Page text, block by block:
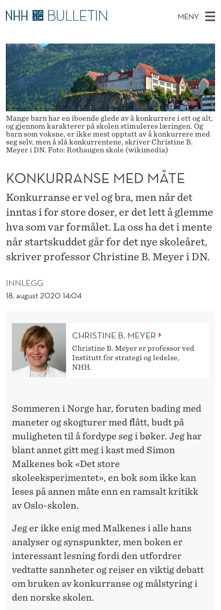
K
O
N
K
U
R
R
A
N
S
E
M
E
D
M
Å
T
MENY
O
V
E
D
M
E
N
Y
Ø
K
N
E
T
S
T
E
D
E
T
Stipendiater og nye forskerprofiler
Disputaser
Ekspertutvalg
Om Bulletin
Mange barn har en iboende glede av å konkurrere i ett og alt,
og gjennom karakterer på skolen stimuleres læringen. Og
barn som voksne, er ikke mest opptatt av å konkurrere med
seg selv, men å slå konkurrentene, skriver Christine B.
Meyer i DN. Foto: Rothaugen skole (wikimedia)
INNLEGG
18. august 2020 14:04
KONKURRANSE MED MÅTE
Konkurranse er vel og bra, men når det
inntas i for store doser, er det lett å glemme
hva som var formålet. La oss ha det i mente
når startskuddet går for det nye skoleåret,
skriver professor Christine B. Meyer i DN.
CHRISTINE B. MEYER
Christine B. Meyer er professor ved
Institutt for strategi og ledelse,
NHH.
Sommeren i Norge har, foruten bading med
maneter og skogturer med flått, budt på
muligheten til å fordype seg i bøker. Jeg har
blant annet gitt meg i kast med Simon
Malkenes bok «Det store
skoleeksperimentet», en bok som ikke kan
leses på annen måte enn en ramsalt kritikk
av Oslo-skolen.
Jeg er ikke enig med Malkenes i alle hans
analyser og synspunkter, men boken er
interessant lesning fordi den utfordrer
vedtatte sannheter og reiser en viktig debatt
om bruken av konkurranse og målstyring i
den norske skolen.